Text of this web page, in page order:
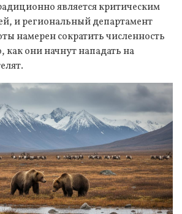
является критическим
и региональный департамент
намерен сократить численность
они начнут нападать на